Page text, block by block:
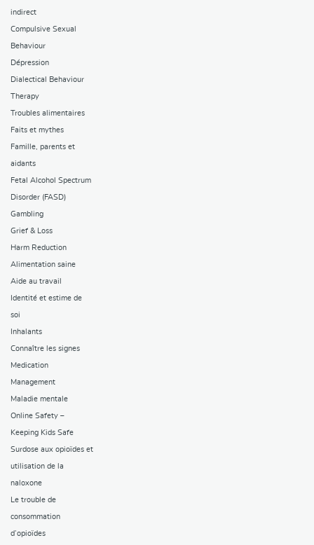
indirect
Compulsive Sexual
Behaviour
Dépression
Dialectical Behaviour
Therapy
Troubles alimentaires
Faits et mythes
Famille, parents et
aidants
Fetal Alcohol Spectrum
Disorder (FASD)
Gambling
Grief & Loss
Harm Reduction
Alimentation saine
Aide au travail
Identité et estime de
soi
Inhalants
Connaître les signes
Medication
Management
Maladie mentale
Online Safety –
Keeping Kids Safe
Surdose aux opioïdes et
utilisation de la
naloxone
Le trouble de
consommation
d’opioïdes